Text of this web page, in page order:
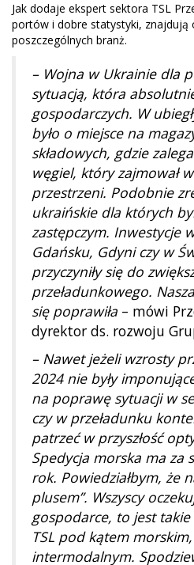
Jak dodaje ekspert sektora TSL
portów i dobre statystyki, znajdują
poszczególnych branż.
– Wojna w Ukrainie dla
sytuacją, która
gospodarczych. W
było o miejsce na
składowych, gdzie
węgiel, który zajmował
przestrzeni. Podobnie
ukraińskie dla których
zastępczym. Inwestycje
Gdańsku, Gdyni czy w
przyczyniły się do
przeładunkowego.
się poprawiła – mówi
dyrektor ds. rozwoju
– Nawet jeżeli wzrosty
2024 nie były
na poprawę sytuacji w
czy w przeładunku
patrzeć w przyszłość
Spedycja morska ma za
rok. Powiedziałbym, że
plusem”. Wszyscy
gospodarce, to jest
TSL pod kątem
intermodalnym.